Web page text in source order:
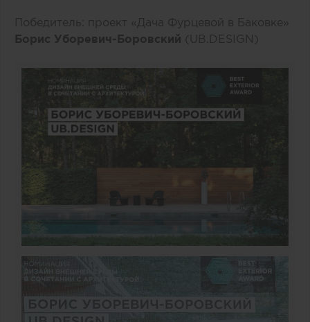
Победитель: проект «Дача Фурцевой в Баковке»
Борис Уборевич-Боровский (UB.DESIGN)